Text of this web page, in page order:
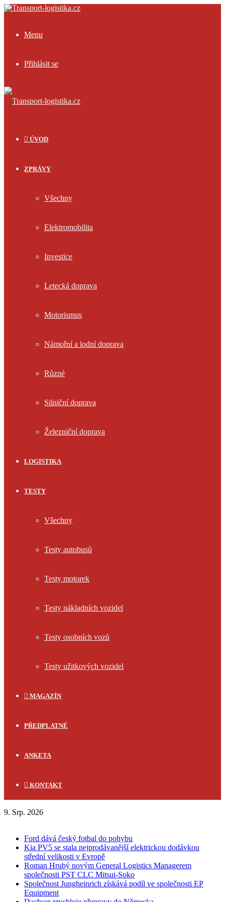
Menu
Přihlásit se
ÚVOD
ZPRÁVY
Všechny
Elektromobilita
Investice
Letecká doprava
Motorismus
Námořní a lodní doprava
Různé
Silniční doprava
Železniční doprava
LOGISTIKA
TESTY
Všechny
Testy autobusů
Testy motorek
Testy nákladních vozidel
Testy osobních vozů
Testy užitkových vozidel
MAGAZÍN
PŘEDPLATNÉ
ANKETA
KONTAKT
9. Srp. 2026
Ford dává český fotbal do pohybu
Kia PV5 se stala nejprodávanější elektrickou dodávkou
střední velikosti v Evropě
Roman Hrubý novým General Logistics Managerem
společnosti PST CLC Mitsui-Soko
Společnost Jungheinrich získává podíl ve společnosti EP
Equipment